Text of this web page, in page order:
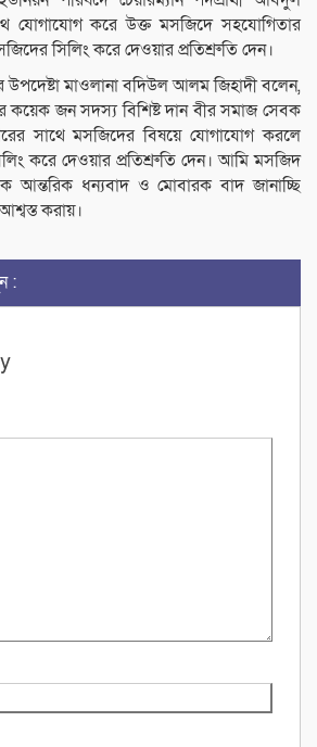
যোগাযোগ করে উক্ত মসজিদে সহযোগিতার
সিলিং করে দেওয়ার প্রতিশ্রুতি দেন।
মাওলানা বদিউল আলম জিহাদী বলেন,
জন সদস্য বিশিষ্ট দান বীর সমাজ সেবক
সাথে মসজিদের বিষয়ে যোগাযোগ করলে
করে দেওয়ার প্রতিশ্রুতি দেন। আমি মসজিদ
আন্তরিক ধন্যবাদ ও মোবারক বাদ জানাচ্ছি
করায়।
: